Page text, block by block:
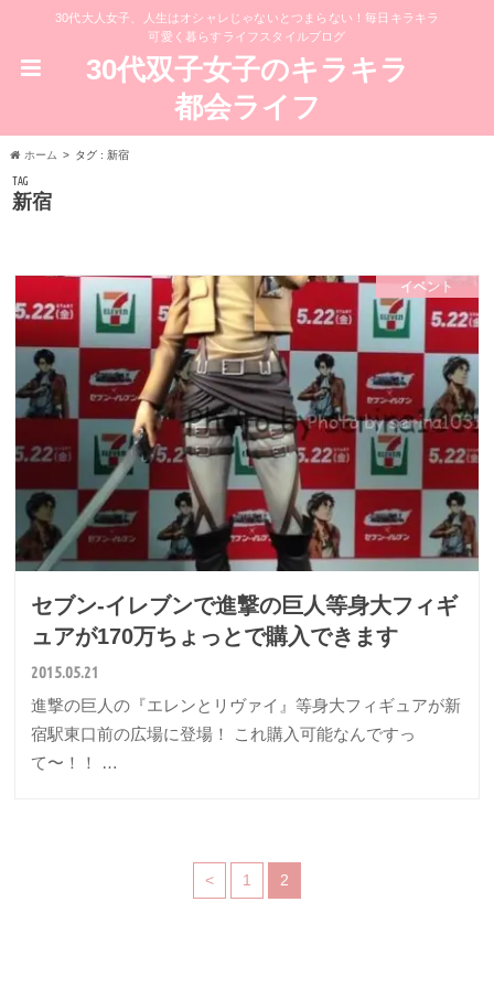
30代大人女子、人生はオシャレじゃないとつまらない！毎日キラキラ
可愛く暮らすライフスタイルブログ
30代双子女子のキラキラ
都会ライフ
ホーム タグ : 新宿
TAG
新宿
イベント
セブン-イレブンで進撃の巨人等身大フィギ
ュアが170万ちょっとで購入できます
2015.05.21
進撃の巨人の『エレンとリヴァイ』等身大フィギュアが新
宿駅東口前の広場に登場！ これ購入可能なんですっ
て〜！！ …
< 1 2